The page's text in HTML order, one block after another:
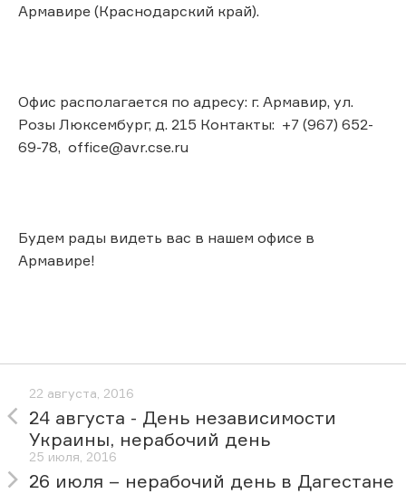
Армавире (Краснодарский край).
Офис располагается по адресу: г. Армавир, ул.
Розы Люксембург, д. 215 Контакты: +7 (967) 652-
69-78, office@avr.cse.ru
Будем рады видеть вас в нашем офисе в
Армавире!
22 августа, 2016
24 августа - День независимости
Украины, нерабочий день
25 июля, 2016
26 июля – нерабочий день в Дагестане